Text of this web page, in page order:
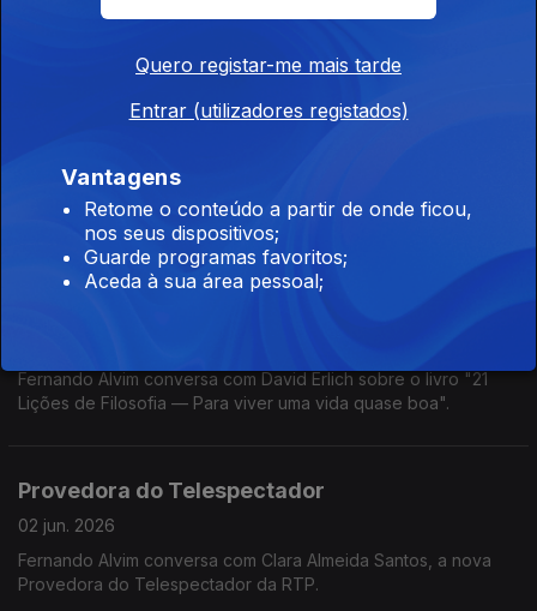
Conceição Calhau
Fernando Alvim conversa com Conceição Calhau sobre o livro
"Engolir Sapos Engorda — O peso das emoções na saúde e
na balança".
Fernando Alvim conversa com David Erlich sobre o livro "21
Lições de Filosofia — Para viver uma vida quase boa".
Provedora do Telespectador
02 jun. 2026
Fernando Alvim conversa com Clara Almeida Santos, a nova
Provedora do Telespectador da RTP.
Quero registar-me mais tarde
Entrar (utilizadores registados)
Vantagens
Retome o conteúdo a partir de onde ficou,
nos seus dispositivos;
Guarde programas favoritos;
Aceda à sua área pessoal;